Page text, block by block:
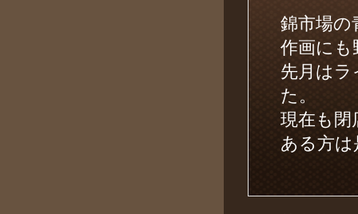
錦市場の
作画にも
先月は
た。
現在も閉
ある方は